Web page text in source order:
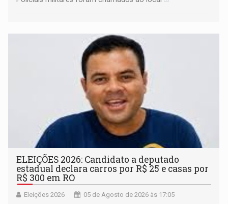
ELEIÇÕES 2026: Candidato a deputado
estadual declara carros por R$ 25 e casas por
R$ 300 em RO
Eleições 2026 05 de Agosto de 2026 às 17:05